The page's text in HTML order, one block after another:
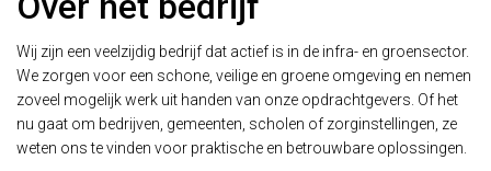
Wij zijn een veelzijdig bedrijf dat actief is in de infra- en groensector.
We zorgen voor een schone, veilige en groene omgeving en nemen
zoveel mogelijk werk uit handen van onze opdrachtgevers. Of het
nu gaat om bedrijven, gemeenten, scholen of zorginstellingen, ze
weten ons te vinden voor praktische en betrouwbare oplossingen.